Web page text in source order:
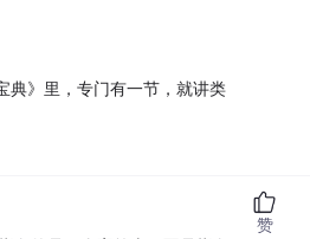
典》里，专门有一节，就讲类
赞